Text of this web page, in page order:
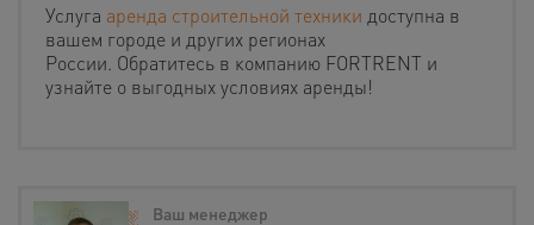
Услуга аренда строительной техники доступна в
вашем городе и других регионах
России. Обратитесь в компанию FORTRENT и
узнайте о выгодных условиях аренды!
Ваш менеджер